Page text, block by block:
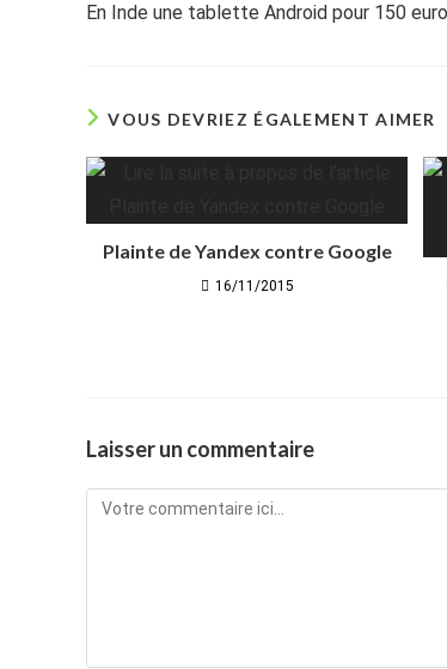
articles
En Inde une tablette Android pour 150
VOUS DEVRIEZ ÉGALEMENT AIMER
Plainte de Yandex contre Google
16/11/2015
Laisser un commentaire
Comment